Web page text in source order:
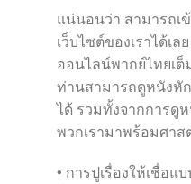
แน่นอนว่า สามารถเ
เว็บไซต์ของเราได้เ
ออนไลน์พากย์ไทยเต็
ท่านสามารถดูหนังหั
ได้ รวมทั้งจากการดู
พวกเรามาพร้อมศา
• การปูเรื่องให้เชื่อ